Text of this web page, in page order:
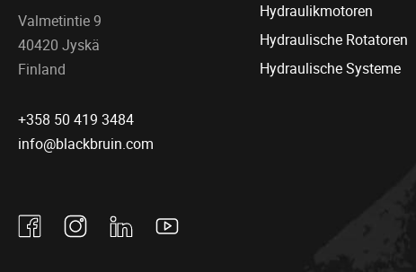
Valmetintie 9
40420 Jyskä
Finland
+358 50 419 3484
info@blackbruin.com
FacebookInstagramLinkedinYoutube
Hydraulikmotoren
Hydraulische Rotatoren
Hydraulische Systeme